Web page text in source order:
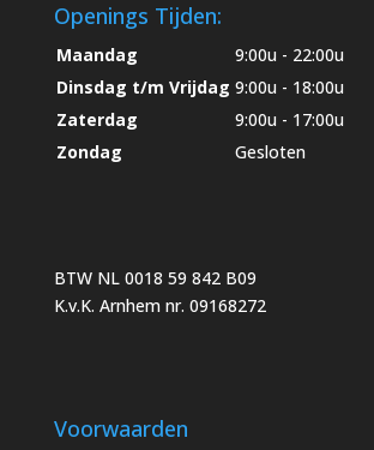
Openings Tijden:
Maandag
9:00u - 22:00u
Dinsdag t/m Vrijdag 9:00u - 18:00u
Zaterdag
9:00u - 17:00u
Zondag
Gesloten
BTW NL 0018 59 842 B09
K.v.K. Arnhem nr. 09168272
Voorwaarden